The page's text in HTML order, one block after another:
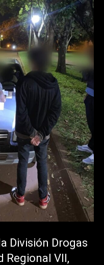
División Drogas
Regional VII,